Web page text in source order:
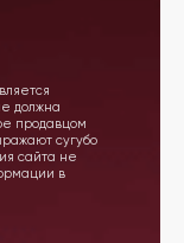
должна
продавцом
сугубо
сайта не
в